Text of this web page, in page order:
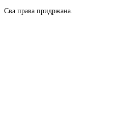
Сва права придржана.